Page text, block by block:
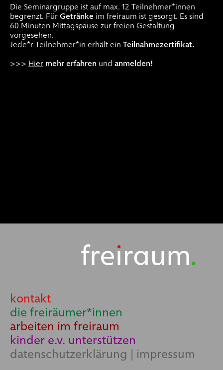
Die Seminargruppe ist auf max. 12 Teilnehmer*innen
begrenzt. FürGetränke im freiraum ist gesorgt. Es sind
60 Minuten Mittagspause zur freien Gestaltung
vorgesehen.
Jede*r Teilnehmer*in erhält ein Teilnahmezertifikat.
>>> Hier mehr erfahren und anmelden!
kontakt
die freiräumer*innen
arbeiten im freiraum
kinder e.v. unterstützen
datenschutzerklärung | impressum